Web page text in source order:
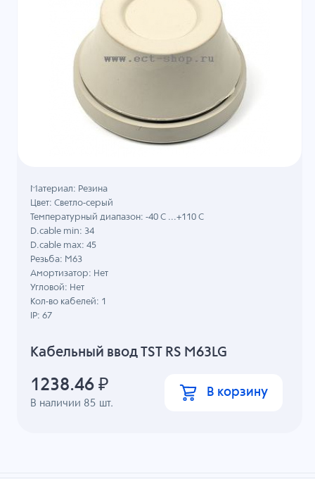
Кабельный ввод TST RS M63LG
В наличии 85 шт.
Материал: Резина
Цвет: Светло-серый
Температурный диапазон: -40 C ...+110 C
D.cable min: 34
D.cable max: 45
Резьба: M63
Амортизатор: Нет
Угловой: Нет
Кол-во кабелей: 1
IP: 67
1238.46 ₽ В корзину